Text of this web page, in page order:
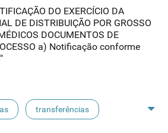
DO EXERCÍCIO DA
DE DISTRIBUIÇÃO POR GROSSO
DOCUMENTOS DE
a) Notificação conforme
transferências